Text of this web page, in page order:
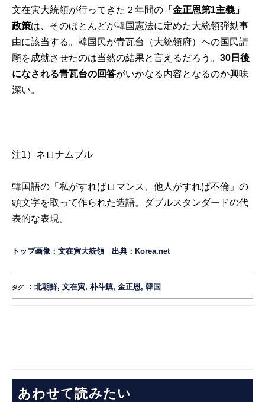
文在寅大統領が行ってきた２年間の 「金正恩第1主義」
政策は、そのほとんどが韓国憲法に定めた大統領弾劾事
由に該当する。韓国民が青瓦台（大統領府）への国民請
願を成就させたのは当然の結果と言えるだろう。30日後
になされる青瓦台の回答がいかなる内容となるのか興味
深い。
注1）ネロナムブル
韓国語の「私がすればロマンス、他人がすれば不倫」の
頭文字を取って作られた造語。ダブルスタンダードの代
表的な表現。
トップ画像：文在寅大統領 出典： Korea.net
タグ ：北朝鮮,文在寅,朴斗鎮,金正恩,韓国
あわせて読みたい